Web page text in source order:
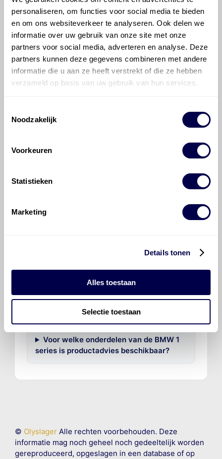
personaliseren, om functies voor social media te bieden
en om ons websiteverkeer te analyseren. Ook delen we
informatie over uw gebruik van onze site met onze
partners voor social media, adverteren en analyse. Deze
partners kunnen deze gegevens combineren met andere
informatie die u aan ze heeft verstrekt of die ze hebben
verzameld op basis van uw gebruik van hun services.
Noodzakelijk
Voorkeuren
Statistieken
Marketing
Details tonen
Alles toestaan
Selectie toestaan
Mobil 75W Multi-Vehicle
700 Sintofluid 75W80
Veelgestelde vragen over
de BMW 1 series
Welke motorolie adviseert Den Hartog
Hoeveel motorolie gaat er in een BMW
1 series?
Hoe vaak moet de motorolie ververst
worden bij een BMW 1 series?
Voor welke onderdelen van de BMW 1
series is productadvies beschikbaar?
© OlyslagerAlle rechten voorbehouden. Deze
informatie mag noch geheel noch gedeeltelijk worden
gereproduceerd, opgeslagen in een database of op